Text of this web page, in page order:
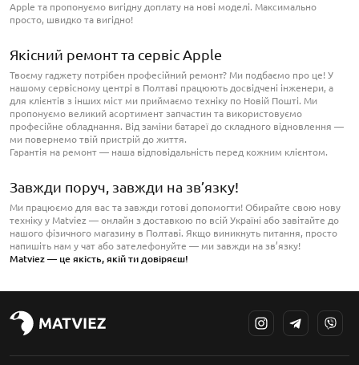
Apple та пропонуємо вигідну доплату на нові моделі. Максимально
просто, швидко та вигідно!
Якісний ремонт та сервіс Apple
Твоєму гаджету потрібен професійний ремонт? Ми подбаємо про це! У
нашому сервісному центрі в Полтаві працюють досвідчені інженери, а
для клієнтів з інших міст ми приймаємо техніку по Новій Пошті. Ми
пропонуємо великий асортимент запчастин та використовуємо
професійне обладнання. Від заміни батареї до складного відновлення —
ми повернемо твій пристрій до життя.
Гарантія на ремонт — наша відповідальність перед кожним клієнтом.
Завжди поруч, завжди на зв’язку!
Ми працюємо для вас та завжди готові допомогти! Обирайте свою нову
техніку у Matviez — онлайн з доставкою по всій Україні або завітайте до
нашого фізичного магазину в Полтаві. Якщо виникнуть питання, просто
напишіть нам у чат або зателефонуйте — ми завжди на зв’язку!
Matviez — це якість, якій ти довіряєш!